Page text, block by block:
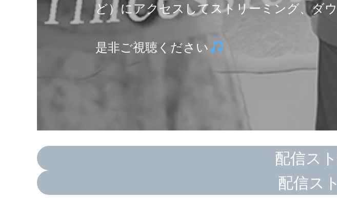
ど）にアクセスしてストリーミング、ダ
是非ご視聴ください
配信ス
配信ス